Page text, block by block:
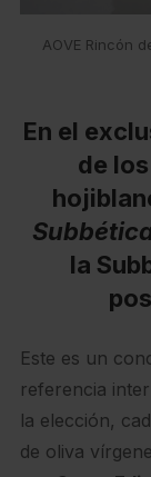
AOVE Rincón
En el
de los
la
Este es un
referencia
la elección,
de oliva